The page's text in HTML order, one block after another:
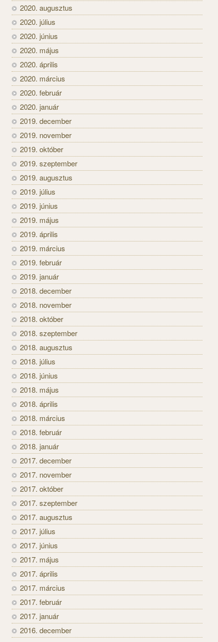
2020. augusztus
2020. július
2020. június
2020. május
2020. április
2020. március
2020. február
2020. január
2019. december
2019. november
2019. október
2019. szeptember
2019. augusztus
2019. július
2019. június
2019. május
2019. április
2019. március
2019. február
2019. január
2018. december
2018. november
2018. október
2018. szeptember
2018. augusztus
2018. július
2018. június
2018. május
2018. április
2018. március
2018. február
2018. január
2017. december
2017. november
2017. október
2017. szeptember
2017. augusztus
2017. július
2017. június
2017. május
2017. április
2017. március
2017. február
2017. január
2016. december